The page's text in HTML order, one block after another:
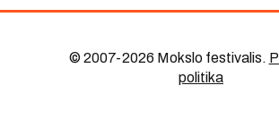
© 2007-2026 Mokslo festivalis.
politika